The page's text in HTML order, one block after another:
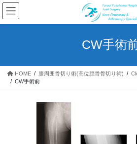
コ
ン
テ
ス
ナ
ビ
ゲ
ン
CW手術
HOME ​膝周囲骨切り術(高位脛骨骨切り術)
CW手術前